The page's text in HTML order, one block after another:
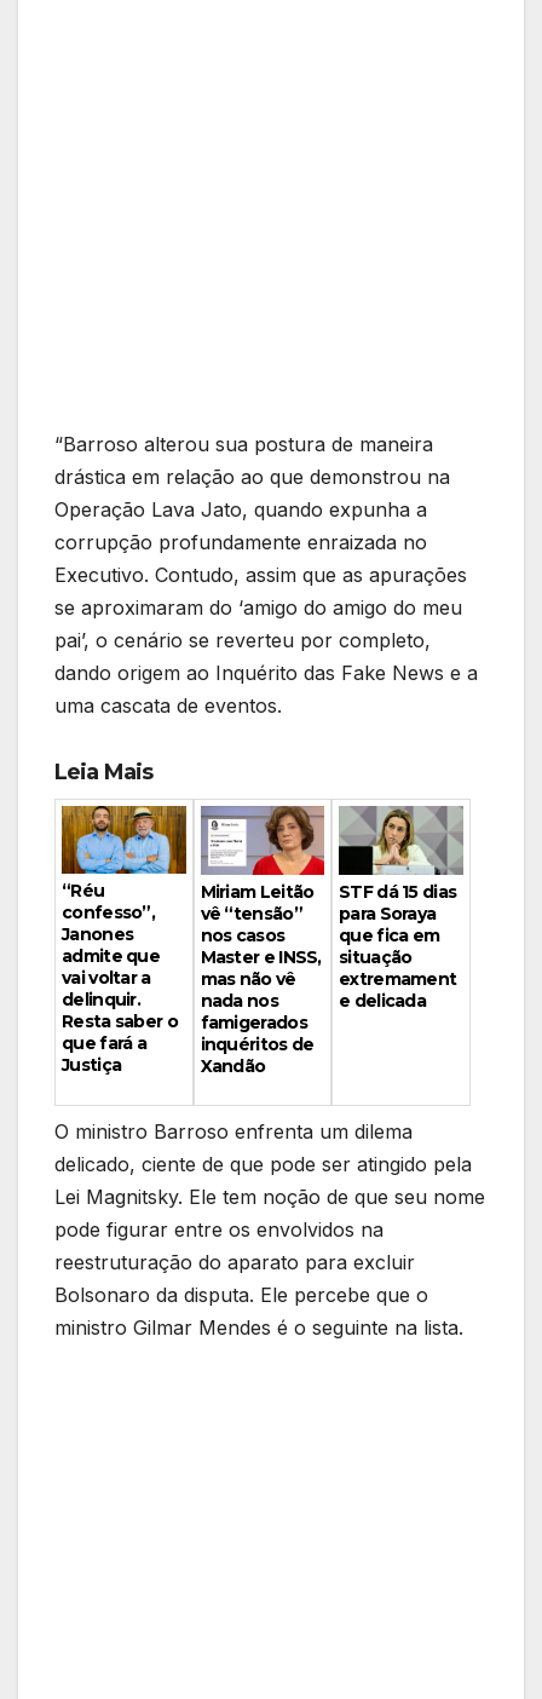
“Barroso alterou sua postura de maneira
drástica em relação ao que demonstrou na
Operação Lava Jato, quando expunha a
corrupção profundamente enraizada no
Executivo. Contudo, assim que as apurações
se aproximaram do ‘amigo do amigo do meu
pai’, o cenário se reverteu por completo,
dando origem ao Inquérito das Fake News e a
uma cascata de eventos.
Leia Mais
“Réu
confesso”,
Janones
admite que
vai voltar a
delinquir.
Resta saber o
que fará a
Justiça
Miriam Leitão
vê “tensão”
nos casos
Master e INSS,
mas não vê
nada nos
famigerados
inquéritos de
Xandão
STF dá 15 dias
para Soraya
que fica em
situação
extremament
e delicada
O ministro Barroso enfrenta um dilema
delicado, ciente de que pode ser atingido pela
Lei Magnitsky. Ele tem noção de que seu nome
pode figurar entre os envolvidos na
reestruturação do aparato para excluir
Bolsonaro da disputa. Ele percebe que o
ministro Gilmar Mendes é o seguinte na lista.